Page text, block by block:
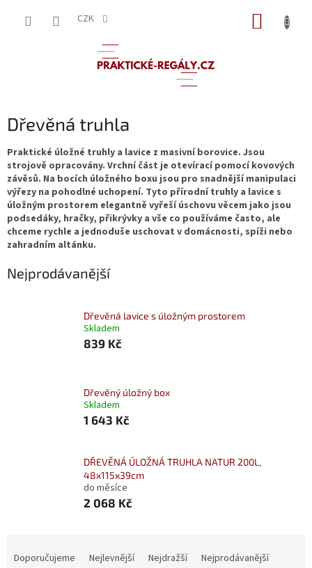
CZK
Dřevěná truhla
Praktické úložné truhly a lavice z masivní borovice. Jsou
strojově opracovány. Vrchní část je otevírací pomocí kovových
závěsů. Na bocích úložného boxu jsou pro snadnější manipulaci
výřezy na pohodlné uchopení. Tyto přírodní truhly a lavice s
úložným prostorem elegantně vyřeší úschovu věcem jako jsou
podsedáky, hračky, přikrývky a vše co používáme často, ale
chceme rychle a jednoduše uschovat v domácnosti, spíži nebo
zahradním altánku.
Nejprodávanější
Dřevěná lavice s úložným prostorem
Skladem
839 Kč
Dřevěný úložný box
Skladem
1 643 Kč
DŘEVĚNÁ ÚLOŽNÁ TRUHLA NATUR 200L,
48x115x39cm
do měsíce
2 068 Kč
Doporučujeme Nejlevnější Nejdražší
Nejprodávanější